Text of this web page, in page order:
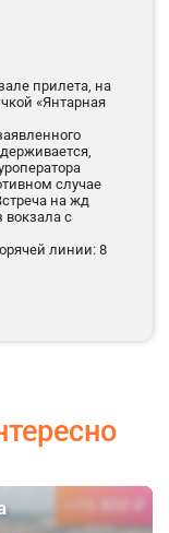
прилета, на
«Янтарная
случае
на жд
вокзала с
линии: 8